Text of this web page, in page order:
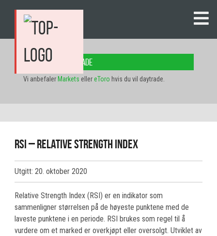
Her kan du daytrade
Vi anbefaler Markets ellereToro hvis du vil daytrade.
RSI – Relative Strength Index
Utgitt: 20. oktober 2020
Relative Strength Index (RSI) er en indikator som
sammenligner størrelsen på de høyeste punktene med de
laveste punktene i en periode. RSI brukes som regel til å
vurdere om et marked er overkjøpt eller oversolgt. Utviklet av